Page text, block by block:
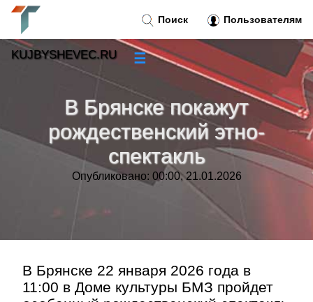
В Брянске покажут
рождественский этно-
спектакль
Опубликовано: 00:00, 21.01.2026
В Брянске 22 января 2026 года в
11:00 в Доме культуры БМЗ пройдет
Поиск Пользователям
KUJBYSHEVEC.RU ☰
Новости»
Тренды новостей»
Рубрики»
Контакт»